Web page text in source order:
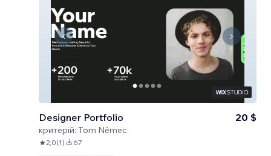
Designer Portfolio
критерій: Tom Němec
20 $
2,0(1) 67